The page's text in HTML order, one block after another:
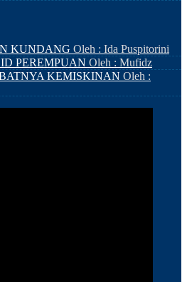
KUNDANG Oleh : Ida Puspitorini
PEREMPUAN Oleh : Mufidz
KEMISKINAN Oleh :